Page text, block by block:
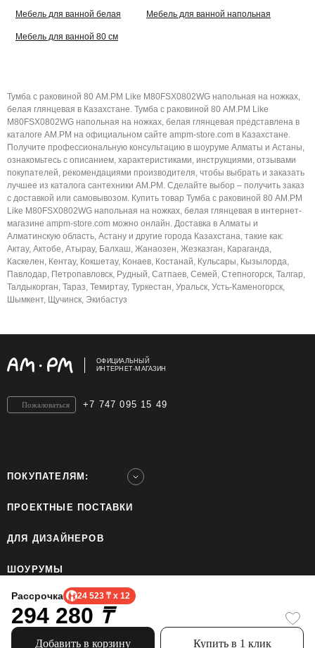
Рассрочка 24 523 ₸ x 12
294 280 ₸
Добавить в корзину Купить в 1 клик
Мебель для ванной белая Мебель для ванной напольная
Мебель для ванной 80 см
Тумба с раковиной 80 AM.PM Like M80FSX0802WG напольная на ножках,
белая глянцевая в Казахстане. Тумба с раковиной 80 AM.PM Like
M80FSX0802WG напольная на ножках, белая глянцевая представлена в
каталоге AM.PM на официальном сайте ampm-store.com в Казахстане.
Получите профессиональную консультацию в шоуруме Алматы и Астаны,
ознакомьтесь с описанием, характеристиками, инструкциями, отзывами
покупателей, рекомендациями производителя, чтобы выбрать и заказать
лучшее из каталога сантехники AM.PM. Сделайте выбор – получить заказ
с доставкой или самовывозом. Купить товар Тумба с раковиной 80 AM.PM
Like M80FSX0802WG напольная на ножках, белая глянцевая в интернет-
магазине ampm-store.com можно онлайн. Доставка в Алматы и
Алматинскую область, Астану и другие города Казахстана, такие как:
Актау, Актобе, Атырау, Балхаш, Жанаозен, Жезказган, Караганда,
Каскелен, Кентау, Кокшетау, Конаев, Костанай, Кульсары, Кызылорда,
Павлодар, Петропавловск, Рудный, Сатпаев, Семей, Степногорск, Талгар,
Талдыкорган, Тараз, Темиртау, Туркестан, Уральск, Усть-Каменогорск,
Шымкент, Щучинск, Экибастуз
ОФИЦИАЛЬНЫЙ
ИНТЕРНЕТ-МАГАЗИН
+7 747 095 15 49
Пожаловаться
ПОКУПАТЕЛЯМ:
ПРОЕКТНЫЕ ПОСТАВКИ
ДЛЯ ДИЗАЙНЕРОВ
ШОУРУМЫ
ТОО «Home Ecology Center (Хоум Иколэджи Сэнтэ)», БИН: 190640023562. Все права
Политика конфиденциальности.
Официальный сайт бренда AM.PM использует cookie, чтобы сделать пользование